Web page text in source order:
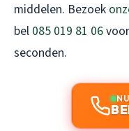
middelen. Bezoek
bel 085 019 81 06
seconden.